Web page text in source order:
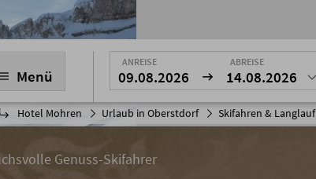
Menü
Hotel Mohren Urlaub in Oberstdorf Skifahren & Langlauf
ANREISE
09.08.2026
ABREISE
14.08.2026
Genuss-Skifahrer